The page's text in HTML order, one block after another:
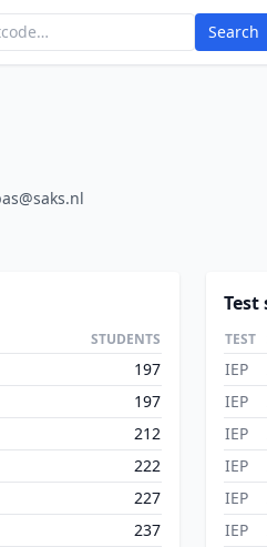
Search
STUDENTS
197
197
212
222
227
237
Test
TEST
IEP
IEP
IEP
IEP
IEP
IEP